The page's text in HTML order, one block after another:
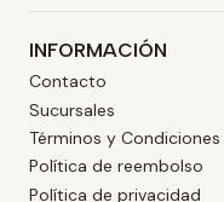
INFORMACIÓN
Contacto
Sucursales
Términos y Condiciones
Política de reembolso
Política de privacidad